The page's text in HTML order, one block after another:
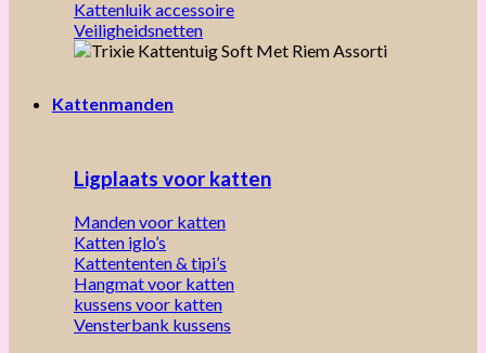
Kattenluik accessoire
Veiligheidsnetten
Kattenmanden
Ligplaats voor katten
Manden voor katten
Katten iglo’s
Kattententen & tipi’s
Hangmat voor katten
kussens voor katten
Vensterbank kussens